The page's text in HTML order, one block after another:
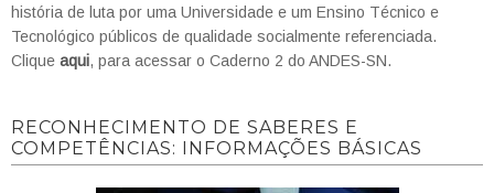
história de luta por uma Universidade e um Ensino Técnico e
Tecnológico públicos de qualidade socialmente referenciada.
Clique aqui, para acessar o Caderno 2 do ANDES-SN.
RECONHECIMENTO DE SABERES E
COMPETÊNCIAS: INFORMAÇÕES BÁSICAS